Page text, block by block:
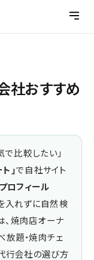
社おすすめ
で比較したい」
」で自社サイト
ロフィール
入れずに自然検
焼肉店オーナ
放題・焼肉チェ
行会社の選び方